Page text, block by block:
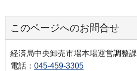
このページへのお問合せ
経済局中央卸売市場本場運営調整課
電話： 045-459-3305